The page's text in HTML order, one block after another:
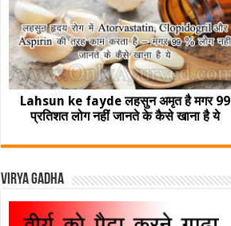
Lahsun ke fayde लहसुन अमृत है मगर 99
प्रतिशत लोग नहीं जानते के कैसे खाना है ये
Virya Gadha